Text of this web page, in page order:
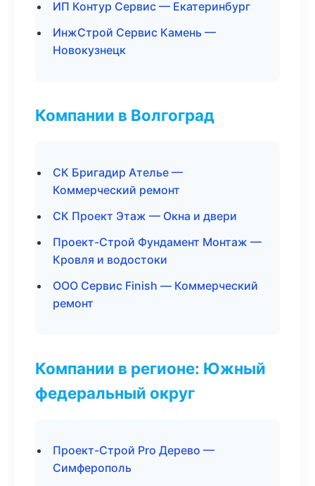
ИП Контур Сервис — Екатеринбург
ИнжСтрой Сервис Камень —
Новокузнецк
Компании в Волгоград
СК Бригадир Ателье —
Коммерческий ремонт
СК Проект Этаж — Окна и двери
Проект-Строй Фундамент Монтаж —
Кровля и водостоки
ООО Сервис Finish — Коммерческий
ремонт
Компании в регионе: Южный
федеральный округ
Проект-Строй Pro Дерево —
Симферополь